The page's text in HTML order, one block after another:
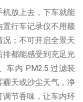
放上去，下车就能
行车记录仪不用额
；不可开启全景天
都能感受到充足光
车内 PM2.5 过滤装
天或沙尘天气，净
节香味，让车内环